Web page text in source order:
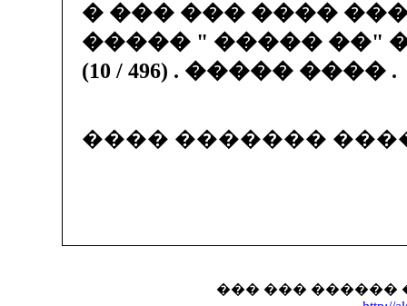
� ��� ��� ����
����� " ����� ��"
(10 / 496) . ����� ���� .
���� �������
��� ��� ������